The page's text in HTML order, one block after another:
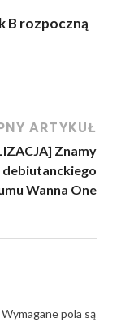
B rozpoczną
ARTYKUŁ
Znamy
debiutanckiego
Wanna One
Wymagane pola są